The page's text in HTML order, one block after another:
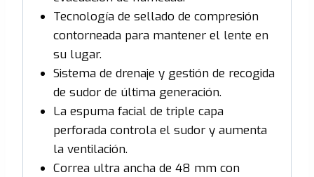
Tecnología de sellado de compresión
contorneada para mantener el lente en
su lugar.
Sistema de drenaje y gestión de recogida
de sudor de última generación.
La espuma facial de triple capa
perforada controla el sudor y aumenta
la ventilación.
Correa ultra ancha de 48 mm con